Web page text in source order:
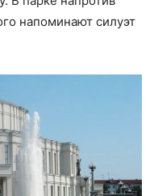
напоминают силуэт